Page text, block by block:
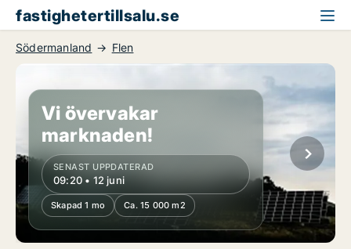
fastighetertillsalu.se
Södermanland Flen
Vi övervakar
marknaden!
SENAST UPPDATERAD
09:20 • 12 juni
Skapad 1 mo Ca. 15 000 m2